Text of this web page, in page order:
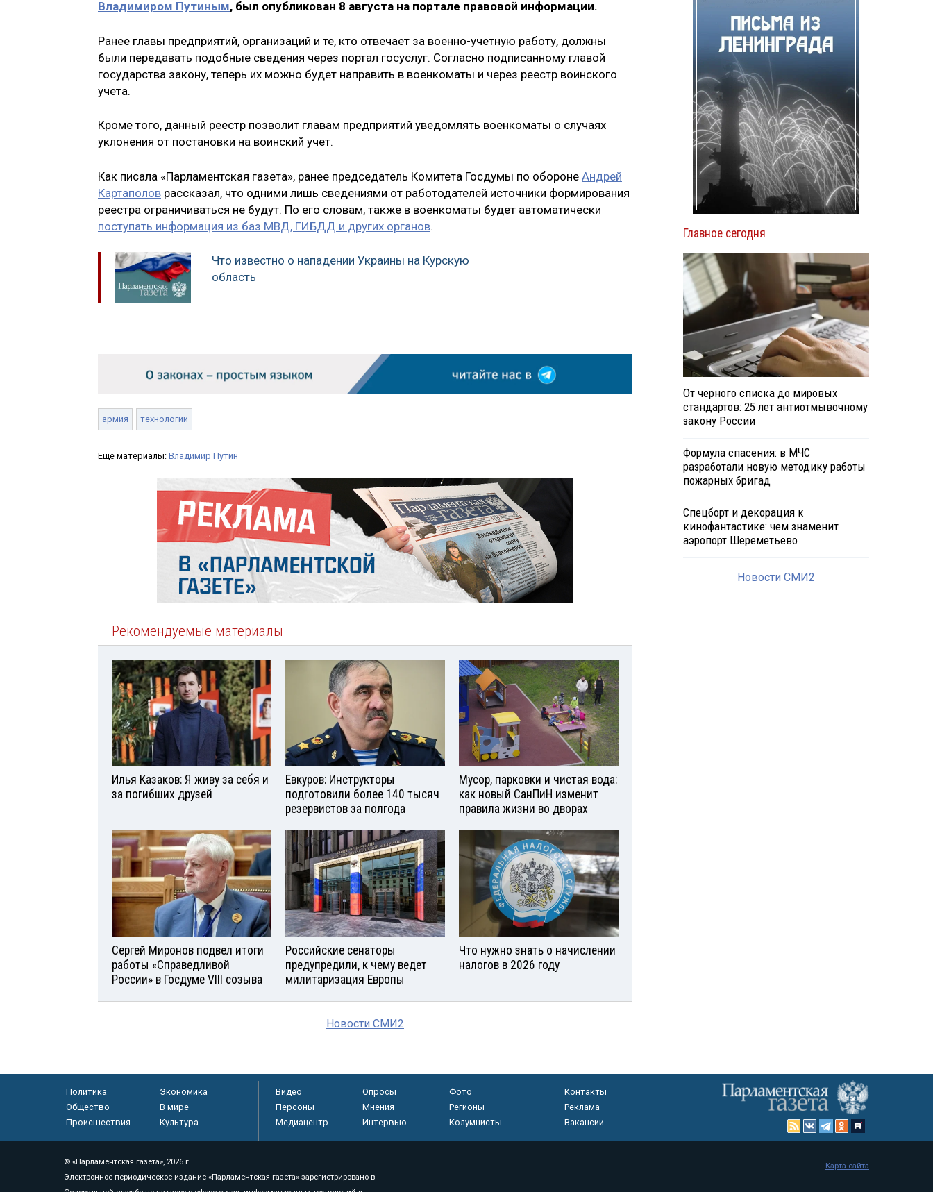
Владимиром Путиным, был опубликован 8 августа на портале правовой информации.
Ранее главы предприятий, организаций и те, кто отвечает за военно-учетную работу, должны
были передавать подобные сведения через портал госуслуг. Согласно подписанному главой
государства закону, теперь их можно будет направить в военкоматы и через реестр воинского
учета.
Кроме того, данный реестр позволит главам предприятий уведомлять военкоматы о случаях
уклонения от постановки на воинский учет.
Как писала «Парламентская газета», ранее председатель Комитета Госдумы по обороне Андрей
Картаполов рассказал, что одними лишь сведениями от работодателей источники формирования
реестра ограничиваться не будут. По его словам, также в военкоматы будет автоматически
поступать информация из баз МВД, ГИБДД и других органов.
Что известно о нападении Украины на Курскую
область
армия технологии
Ещё материалы: Владимир Путин
Рекомендуемые материалы
Илья Казаков: Я живу за себя и
за погибших друзей
Евкуров: Инструкторы
подготовили более 140 тысяч
резервистов за полгода
Мусор, парковки и чистая вода:
как новый СанПиН изменит
правила жизни во дворах
Сергей Миронов подвел итоги
работы «Справедливой
России» в Госдуме VIII созыва
Российские сенаторы
предупредили, к чему ведет
милитаризация Европы
Что нужно знать о начислении
налогов в 2026 году
Новости СМИ2
Главное сегодня
От черного списка до мировых
стандартов: 25 лет антиотмывочному
закону России
Формула спасения: в МЧС
разработали новую методику работы
пожарных бригад
Спецборт и декорация к
кинофантастике: чем знаменит
аэропорт Шереметьево
Новости СМИ2
Политика
Экономика
Общество
В мире
Происшествия
Культура
Видео Опросы
Фото
Персоны
Мнения
Регионы
Медиацентр
Интервью Колумнисты
Контакты
Реклама
Вакансии
© «Парламентская газета», 2026 г.
Электронное периодическое издание «Парламентская газета» зарегистрировано в
Карта сайта